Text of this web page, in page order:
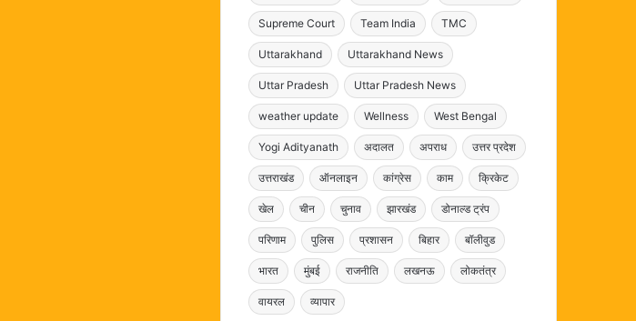
Supreme Court Team India TMC
Uttarakhand Uttarakhand News
Uttar Pradesh Uttar Pradesh News
weather update Wellness West Bengal
Yogi Adityanath अदालत अपराध उत्तर प्रदेश
उत्तराखंड ऑनलाइन कांग्रेस काम क्रिकेट
खेल चीन चुनाव झारखंड डोनाल्ड ट्रंप
परिणाम पुलिस प्रशासन बिहार बॉलीवुड
भारत मुंबई राजनीति लखनऊ लोकतंत्र
वायरल व्यापार